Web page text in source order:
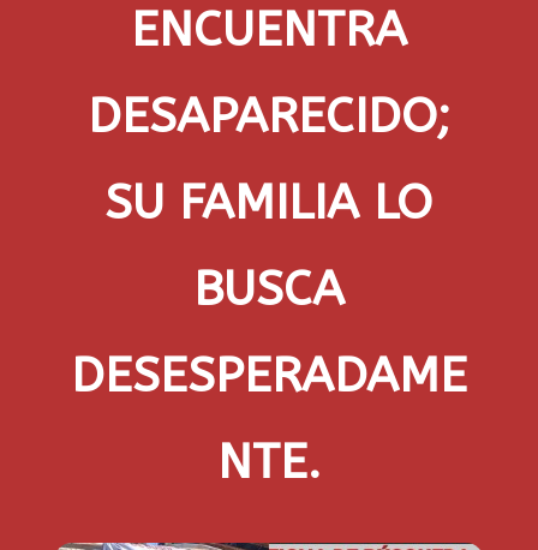
ENCUENTRA
DESAPARECIDO;
SU FAMILIA LO
BUSCA
DESESPERADAME
NTE.